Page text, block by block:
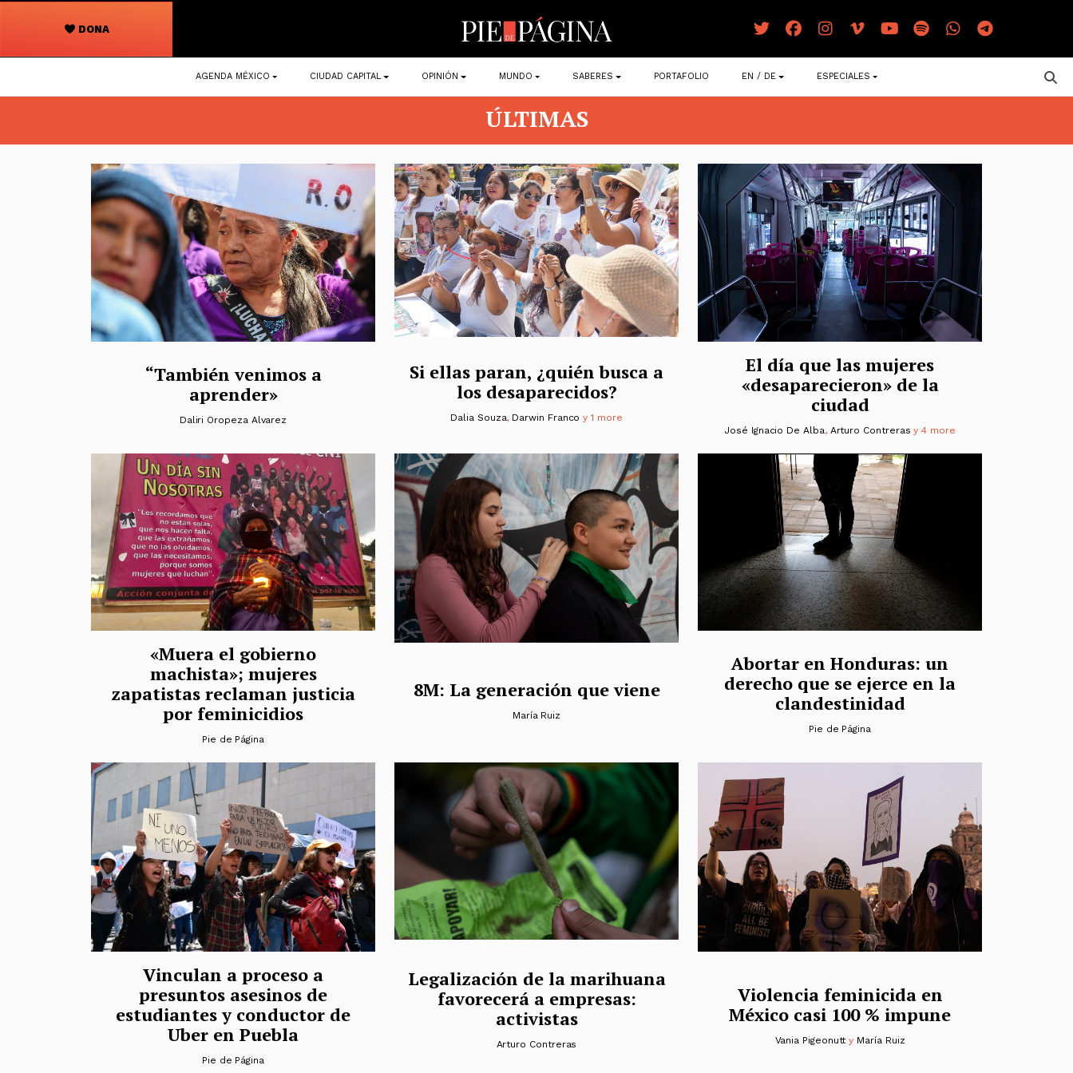
DONA
Navegación
principal
AGENDA MÉXICO CIUDAD CAPITAL OPINIÓN MUNDO SABERES PORTAFOLIO EN / DE ESPECIALES
ÚLTIMAS
“También venimos a
aprender»
Daliri Oropeza Alvarez
Si ellas paran, ¿quién busca a
los desaparecidos?
Dalia Souza, Darwin Franco y 1 more
El día que las mujeres
«desaparecieron» de la
ciudad
José Ignacio De Alba, Arturo Contreras y 4 more
«Muera el gobierno
machista»; mujeres
zapatistas reclaman justicia
por feminicidios
Pie de Página
8M: La generación que viene
María Ruiz
Abortar en Honduras: un
derecho que se ejerce en la
clandestinidad
Pie de Página
Vinculan a proceso a
presuntos asesinos de
estudiantes y conductor de
Uber en Puebla
Pie de Página
Legalización de la marihuana
favorecerá a empresas:
activistas
Arturo Contreras
Violencia feminicida en
México casi 100 % impune
Vania Pigeonutty María Ruiz